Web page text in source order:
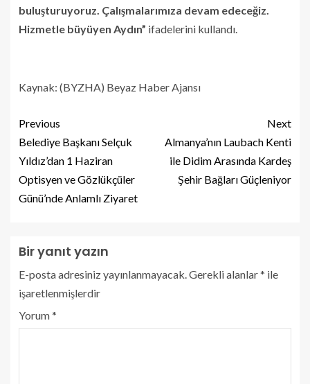
buluşturuyoruz. Çalışmalarımıza devam edeceğiz.
Hizmetle büyüyen Aydın” ifadelerini kullandı.
Kaynak: (BYZHA) Beyaz Haber Ajansı
Previous
Belediye Başkanı Selçuk
Yıldız’dan 1 Haziran
Optisyen ve Gözlükçüler
Günü’nde Anlamlı Ziyaret
Next
Almanya’nın Laubach Kenti
ile Didim Arasında Kardeş
Şehir Bağları Güçleniyor
Bir yanıt yazın
E-posta adresiniz yayınlanmayacak.Gerekli alanlar* ile
işaretlenmişlerdir
Yorum*